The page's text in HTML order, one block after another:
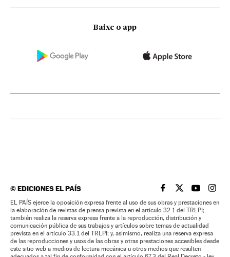
Baixe o app
©EDICIONES EL PAÍS EL PAÍS BRASIL EN
EL PAÍSEL PAÍS
EL
EL PAÍS ejerce la oposición expresa frente al uso de sus obras y prestaciones en
la elaboración de revistas de prensa prevista en el artículo 32.1 del TRLPI;
también realiza la reserva expresa frente a la reproducción, distribución y
comunicación pública de sus trabajos y artículos sobre temas de actualidad
prevista en el artículo 33.1 del TRLPI; y, asimismo, realiza una reserva expresa
de las reproducciones y usos de las obras y otras prestaciones accesibles desde
este sitio web a medios de lectura mecánica u otros medios que resulten